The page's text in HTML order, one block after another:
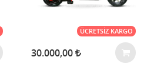
ÜCRETSIZ KARGO
30.000,00